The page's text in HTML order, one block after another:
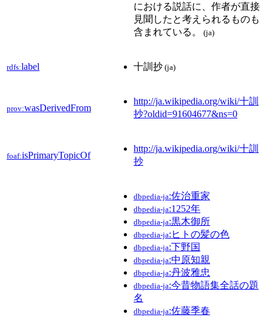
における説話に、作者が直接
見聞したと考えられるものも
含まれている。
(ja)
rdfs:label 十訓抄 (ja)
prov:wasDerivedFrom
http://ja.wikipedia.org/wiki/十訓
抄?oldid=91604677&ns=0
foaf:isPrimaryTopicOf
http://ja.wikipedia.org/wiki/十訓
抄
dbpedia-ja:佐治重家
dbpedia-ja:1252年
dbpedia-ja:黒木御所
dbpedia-ja:ヒトの髪の色
dbpedia-ja:下野国
dbpedia-ja:中原知親
dbpedia-ja:丹波雅忠
dbpedia-ja:今昔物語集全話の題
名
dbpedia-ja:佐藤季春